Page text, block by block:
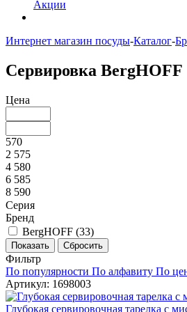
Акции
Интернет магазин посуды-Каталог-
Сервировка BergHOFF
Цена
570
2 575
4 580
6 585
8 590
Серия
Бренд
BergHOFF (33)
Фильтр
По популярности По алфавиту По
Артикул: 1698003
Глубокая сервировочная тарелка с